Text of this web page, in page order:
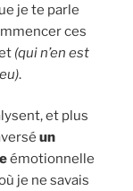
je te parle
ces
(qui n’en est
.
et plus
un
émotionnelle
je ne savais